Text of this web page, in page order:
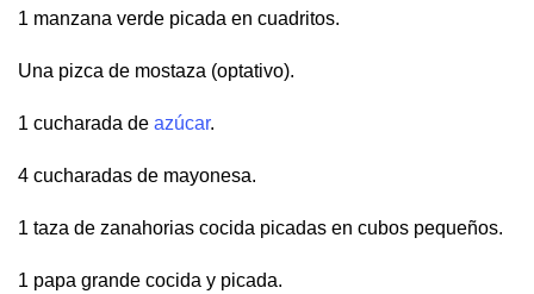
1 manzana verde picada en cuadritos.
Una pizca de mostaza (optativo).
1 cucharada de azúcar.
4 cucharadas de mayonesa.
1 taza de zanahorias cocida picadas en cubos pequeños.
1 papa grande cocida y picada.